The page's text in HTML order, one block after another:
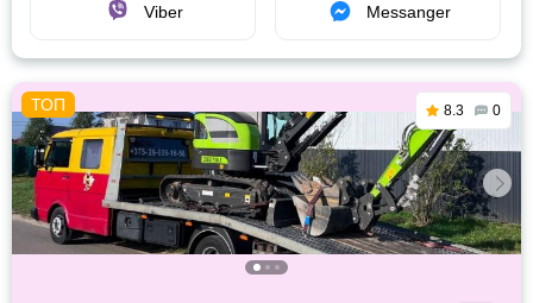
Viber Messanger
8.3 0